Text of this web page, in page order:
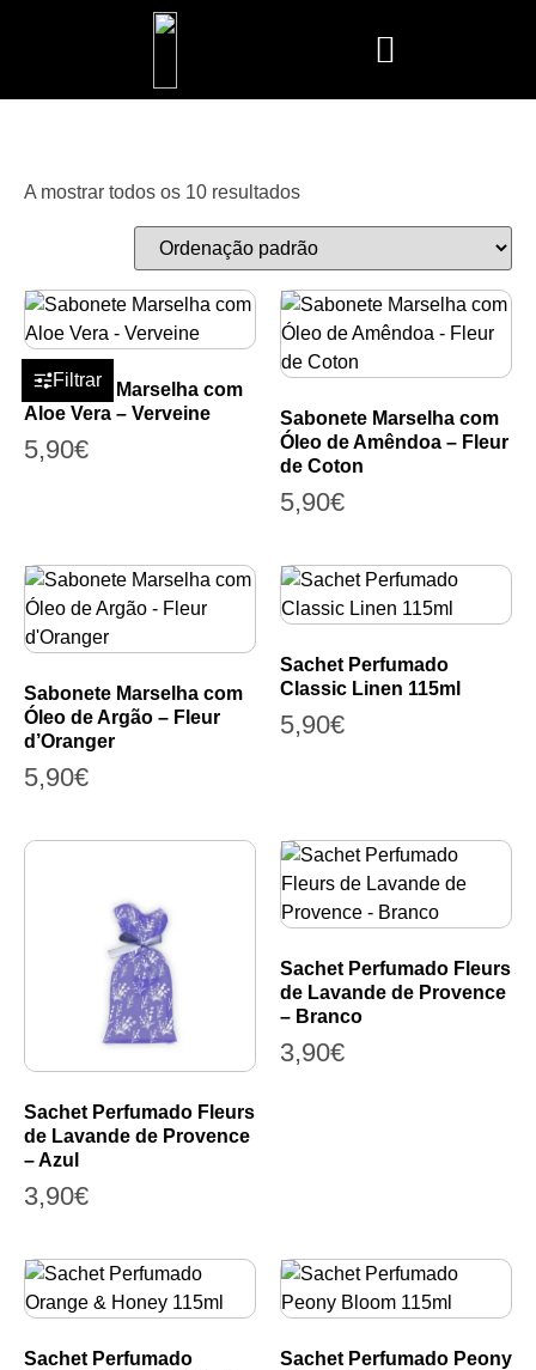
Filtrar
A mostrar todos os 10 resultados
Sabonete Marselha com
Aloe Vera – Verveine
5,90€
Sabonete Marselha com
Óleo de Amêndoa – Fleur
de Coton
5,90€
Sabonete Marselha com
Óleo de Argão – Fleur
d’Oranger
5,90€
Sachet Perfumado
Classic Linen 115ml
5,90€
Sachet Perfumado Fleurs
de Lavande de Provence
– Azul
3,90€
Sachet Perfumado Fleurs
de Lavande de Provence
– Branco
3,90€
Sachet Perfumado
Sachet Perfumado Peony